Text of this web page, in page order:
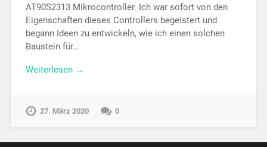
AT90S2313 Mikrocontroller. Ich war so­fort von den
Eigen­schaften dieses Con­trollers begeistert und
begann Ideen zu ent­wickeln, wie ich einen solchen
Bau­stein für…
Weiterlesen →
27. März 2020 0